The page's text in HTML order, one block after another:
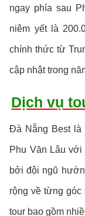
ngay phía sau
niêm yết là
chính thức từ
cập nhật trong
Dịch vụ
Đà Nẵng Best là
Phu Văn Lâu
bởi đội ngũ
rộng về từng
tour bao gồm